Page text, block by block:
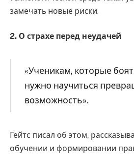
замечать новые риски.
2. О страхе перед неудачей
«Ученикам, которые
нужно научиться
возможность».
Гейтс писал об этом,
обучении и формировании